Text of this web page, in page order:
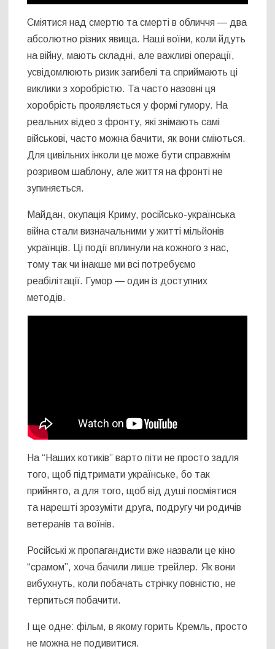
Сміятися над смертю та смерті в обличчя — два
абсолютно різних явища. Наші воїни, коли йдуть
на війну, мають складні, але важливі операції,
усвідомлюють ризик загибелі та сприймають ці
виклики з хоробрістю. Та часто назовні ця
хоробрість проявляється у формі гумору. На
реальних відео з фронту, які знімають самі
військові, часто можна бачити, як вони сміються.
Для цивільних інколи це може бути справжнім
розривом шаблону, але життя на фронті не
зупиняється.
Майдан, окупація Криму, російсько-українська
війна стали визначальними у житті мільйонів
українців. Ці події вплинули на кожного з нас,
тому так чи інакше ми всі потребуємо
реабілітації. Гумор — один із доступних
методів.
На “Наших котиків” варто піти не просто задля
того, щоб підтримати українське, бо так
прийнято, а для того, щоб від душі посміятися
та нарешті зрозуміти друга, подругу чи родичів
ветеранів та воїнів.
Російські ж пропагандисти вже назвали це кіно
“срамом”, хоча бачили лише трейлер. Як вони
вибухнуть, коли побачать стрічку повністю, не
терпиться побачити.
І ще одне: фільм, в якому горить Кремль, просто
не можна не подивитися.